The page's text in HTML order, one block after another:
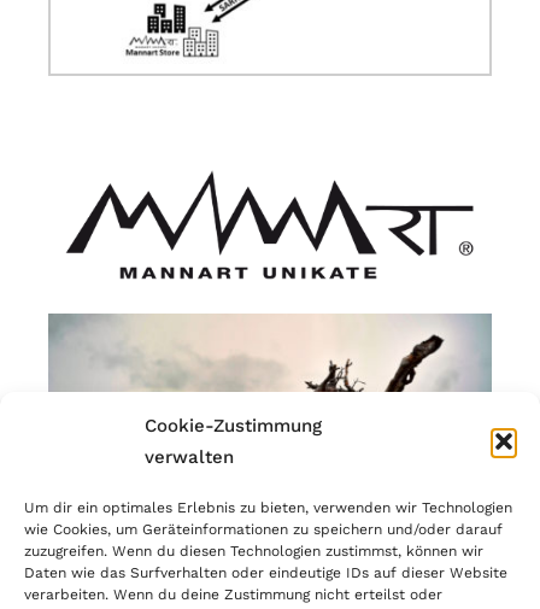
Cookie-Zustimmung
verwalten
Um dir ein optimales Erlebnis zu bieten, verwenden wir Technologien
wie Cookies, um Geräteinformationen zu speichern und/oder darauf
zuzugreifen. Wenn du diesen Technologien zustimmst, können wir
Daten wie das Surfverhalten oder eindeutige IDs auf dieser Website
verarbeiten. Wenn du deine Zustimmung nicht erteilst oder